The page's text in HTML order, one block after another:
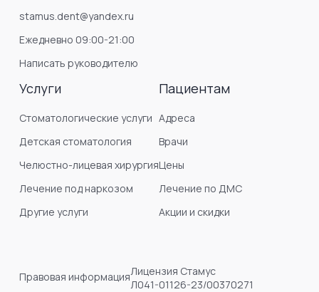
stamus.dent@yandex.ru
Ежедневно 09:00-21:00
Написать руководителю
Услуги
Стоматологические услуги
Детская стоматология
Челюстно-лицевая хирургия
Лечение под наркозом
Другие услуги
Пациентам
Адреса
Врачи
Цены
Лечение по ДМС
Акции и скидки
Правовая информацияЛицензия Стамус
Л041-01126-23/00370271